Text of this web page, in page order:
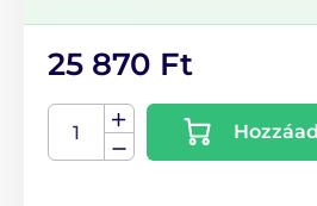
25 870 Ft